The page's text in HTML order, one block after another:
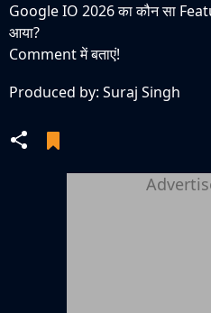
Google IO 2026 का कौन सा
आया?
Comment में बताएं!
Produced by: Suraj Singh